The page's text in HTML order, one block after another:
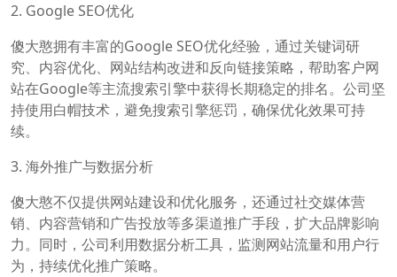
2. Google SEO优化
傻大憨拥有丰富的Google SEO优化经验，通过关键词研
究、内容优化、网站结构改进和反向链接策略，帮助客户网
站在Google等主流搜索引擎中获得长期稳定的排名。公司坚
持使用白帽技术，避免搜索引擎惩罚，确保优化效果可持
续。
3. 海外推广与数据分析
傻大憨不仅提供网站建设和优化服务，还通过社交媒体营
销、内容营销和广告投放等多渠道推广手段，扩大品牌影响
力。同时，公司利用数据分析工具，监测网站流量和用户行
为，持续优化推广策略。